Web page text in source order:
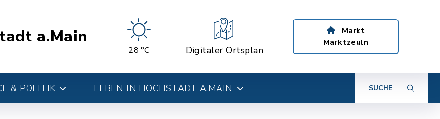
a.Main
28 °C Digitaler Ortsplan
Markt
Marktzeuln
& POLITIK LEBEN IN HOCHSTADT A.MAIN SUCHE